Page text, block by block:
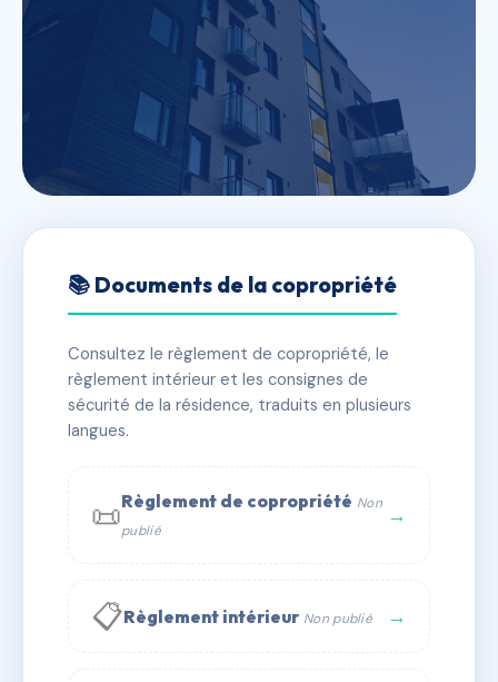
SDC RESIDENCE LE BANLAY
✓ Immatriculée 🏠 42 lots 🏗 1 bâtiment(s)
📞 Contacter Syndic Digital
📚 Documents de la copropriété
Consultez le règlement de copropriété, le
règlement intérieur et les consignes de
sécurité de la résidence, traduits en plusieurs
langues.
📜Règlement de copropriété Non
publié
→
📋Règlement intérieur Non publié →